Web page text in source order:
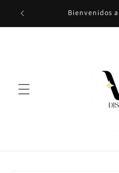
directamente
al contenido
Bienvenidos